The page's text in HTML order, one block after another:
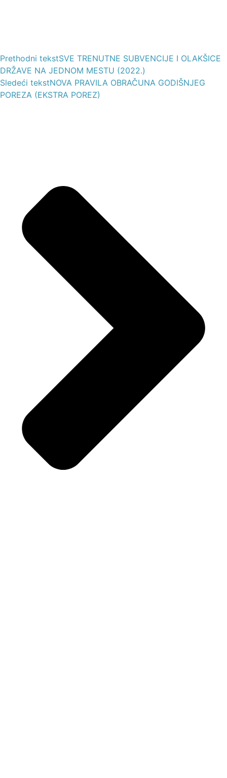
Prethodni tekstSVE TRENUTNE SUBVENCIJE I OLAKŠICE
DRŽAVE NA JEDNOM MESTU (2022.)
Sledeći tekstNOVA PRAVILA OBRAČUNA GODIŠNJEG
POREZA (EKSTRA POREZ)